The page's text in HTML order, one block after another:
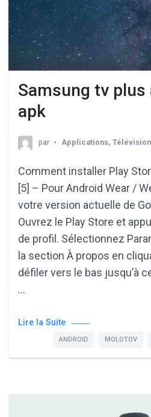
Samsung tv
apk
par Applications, Télévision
Comment installer Play
[5] – Pour Android Wear /
votre version actuelle de
Ouvrez le Play Store et
de profil. Sélectionnez
la section À propos en
défiler vers le bas jusqu’à
…
Lire la Suite
ANDROID MOLOTOV